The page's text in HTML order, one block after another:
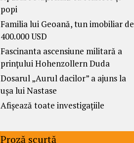
popi
Familia lui Geoană, tun imobiliar de
400.000 USD
Fascinanta ascensiune militară a
prințului Hohenzollern Duda
Dosarul „Aurul dacilor” a ajuns la
ușa lui Nastase
Afișează toate investigațiile
Proză scurtă